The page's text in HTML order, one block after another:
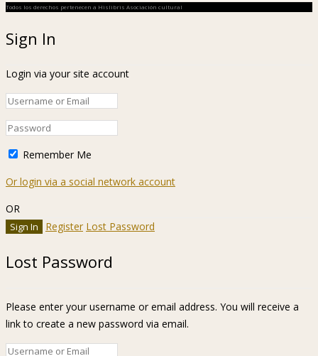
Todos los derechos pertenecen a Hislibris Asociación cultural
Sign In
Login via your site account
Remember Me
Or login via a social network account
OR
Register Lost Password
Lost Password
Please enter your username or email address. You will receive a
link to create a new password via email.